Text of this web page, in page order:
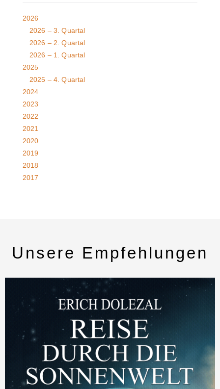
2026
2026 – 3. Quartal
2026 – 2. Quartal
2026 – 1. Quartal
2025
2025 – 4. Quartal
2024
2023
2022
2021
2020
2019
2018
2017
Unsere Empfehlungen